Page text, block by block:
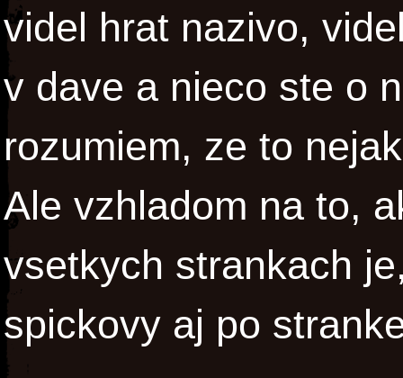
videl hrat nazivo,
v dave a nieco ste o
rozumiem, ze to
Ale vzhladom na to,
vsetkych strankach
spickovy aj po